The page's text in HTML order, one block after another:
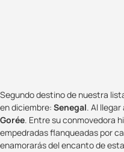
Segundo destino de nuestra
en diciembre: Senegal. Al
Gorée. Entre su conmovedora
empedradas flanqueadas por
enamorarás del encanto de